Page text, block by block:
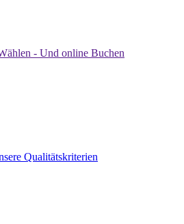
- Und online Buchen
Qualitätskriterien